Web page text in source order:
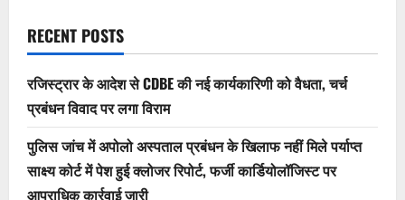
2026’
का
ऐतिहासिक
बड़ी
संख्या
में
प्रदेश
के
सराफा
व्यापारी
हुए
शामिल,उप-
मुख्यमंत्री
RECENT POSTS
रजिस्ट्रार के आदेश से CDBE की नई कार्यकारिणी को वैधता, चर्च
प्रबंधन विवाद पर लगा विराम
पुलिस जांच में अपोलो अस्पताल प्रबंधन के खिलाफ नहीं मिले पर्याप्त
साक्ष्य कोर्ट में पेश हुई क्लोजर रिपोर्ट, फर्जी कार्डियोलॉजिस्ट पर
आपराधिक कार्रवाई जारी